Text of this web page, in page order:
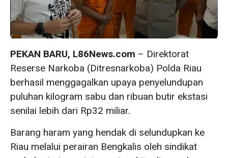
PEKAN BARU, L86News.com – Direktorat
Reserse Narkoba (Ditresnarkoba) Polda Riau
berhasil menggagalkan upaya penyelundupan
puluhan kilogram sabu dan ribuan butir ekstasi
senilai lebih dari Rp32 miliar.
Barang haram yang hendak di selundupkan ke
Riau melalui perairan Bengkalis oleh sindikat